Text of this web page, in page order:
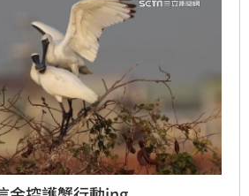
全年禁止捕撈，是為了讓蟳蟹資